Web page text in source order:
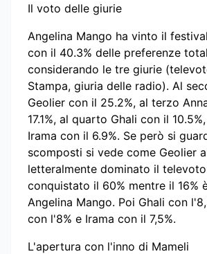
Il voto delle giurie
Angelina Mango ha vinto il
con il 40.3% delle preferenze
considerando le tre giurie
Stampa, giuria delle radio). Al
Geolier con il 25.2%, al terzo
17.1%, al quarto Ghali con il
Irama con il 6.9%. Se però si
scomposti si vede come Geolier
letteralmente dominato il
conquistato il 60% mentre il 16%
Angelina Mango. Poi Ghali con
con l'8% e Irama con il 7,5%.
L'apertura con l'inno di Mameli